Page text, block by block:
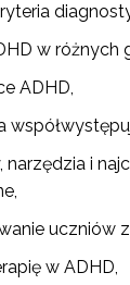
w różnych
ADHD,
narzędzia i
uczniów
w ADHD,